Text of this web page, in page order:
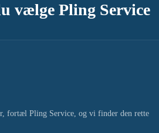
vælge Pling Service
fortæl Pling Service, og vi finder den rette